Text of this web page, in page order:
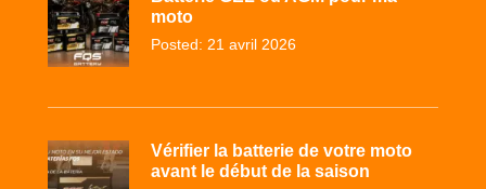
moto
Posted: 21 avril 2026
Vérifier la batterie de votre moto
avant le début de la saison